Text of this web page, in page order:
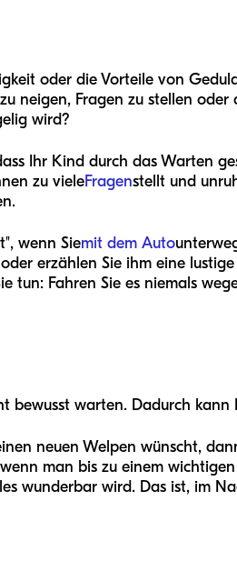
oder die Vorteile von
neigen, Fragen zu stellen
wird?
Ihr Kind durch das Warten
zu vieleFragenstellt und
wenn Siemit dem Auto
erzählen Sie ihm eine
tun: Fahren Sie es niemals
bewusst warten. Dadurch
neuen Welpen wünscht,
man bis zu einem
wunderbar wird. Das ist, im